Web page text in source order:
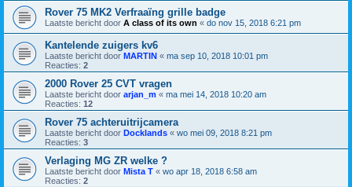
Rover 75 MK2 Verfraaïng grille badge
Laatste bericht door A class of its own « do nov 15, 2018 6:21 pm
Kantelende zuigers kv6
Laatste bericht door MARTIN « ma sep 10, 2018 10:01 pm
Reacties: 2
2000 Rover 25 CVT vragen
Laatste bericht door arjan_m « ma mei 14, 2018 10:20 am
Reacties: 12
Rover 75 achteruitrijcamera
Laatste bericht door Docklands « wo mei 09, 2018 8:21 pm
Reacties: 3
Verlaging MG ZR welke ?
Laatste bericht door Mista T « wo apr 18, 2018 6:58 am
Reacties: 2